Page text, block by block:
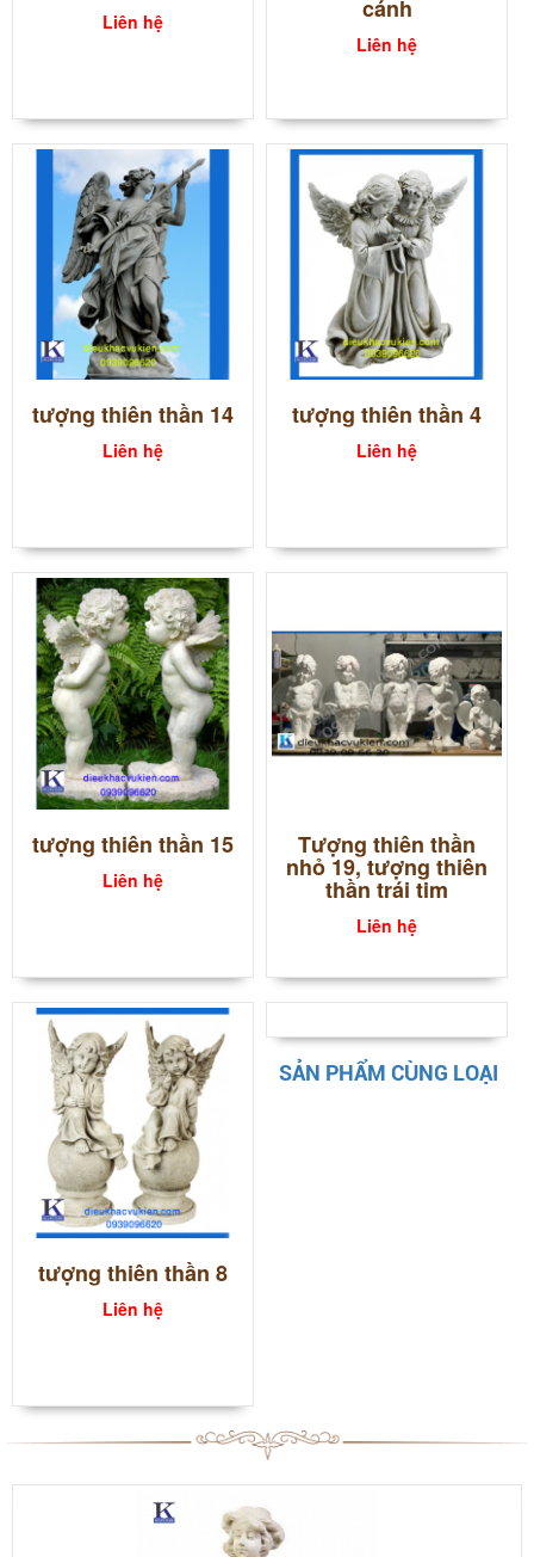
Liên hệ cánh
Liên hệ
tượng thiên thần 14
Liên hệ
tượng thiên thần 4
Liên hệ
tượng thiên thần 15
Liên hệ
Tượng thiên thần
nhỏ 19, tượng thiên
thần trái tim
Liên hệ
tượng thiên thần 8
Liên hệ
SẢN PHẨM CÙNG LOẠI